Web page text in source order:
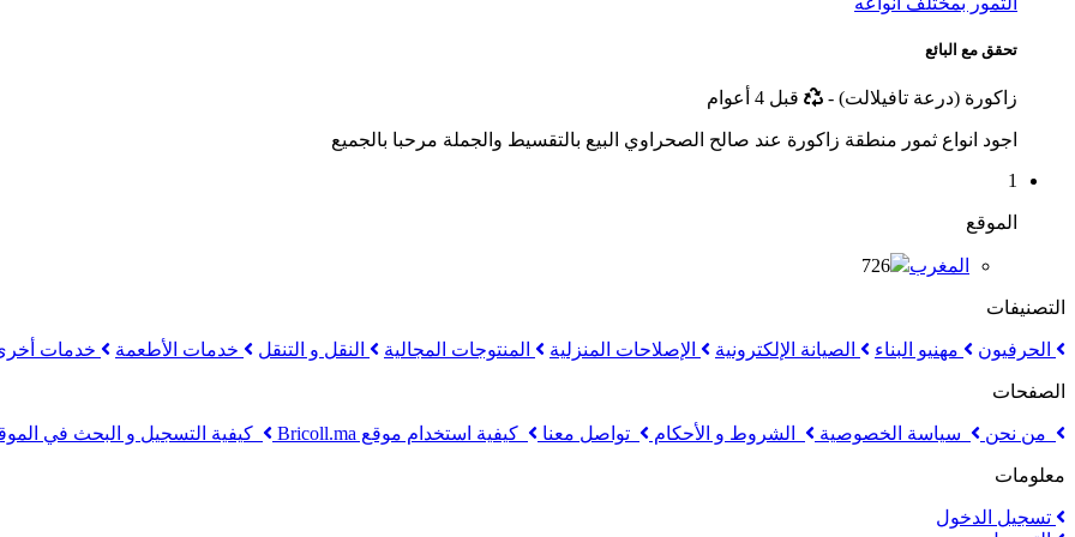
تحقق مع البائع
زاكورة (درعة تافيلالت) -
أخر
قبل 4 أعوام
اجود انواع ثمور منطقة زاكورة عند صالح الصحراوي البيع بالتقسيط والجملة مرحبا بالجميع
1
الموقع
المغرب 726
التصنيفات
الحرفيون مهنيو البناء الصيانة الإلكترونية الإصلاحات المنزلية المنتوجات المجالية النقل و التنقل خدمات الأطعمة خدمات
الصفحات
من نحن سياسة الخصوصية الشروط و الأحكام تواصل معنا كيفية استخدام موقع Bricoll.ma كيفية التسجيل و البحث في
معلومات
تسجيل الدخول